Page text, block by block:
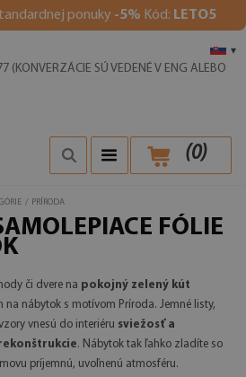
ponuky -5% Kód: LETO5
▾
(KONVERZÁCIE SÚ VEDENÉ V ENG ALEBO
(0)
/ PRÍRODA
FÓLIE
či dvere na pokojný zelený kút
nábytok s motívom Príroda. Jemné listy,
vnesú do interiéru sviežosť a
. Nábytok tak ľahko zladíte so
príjemnú, uvoľnenú atmosféru.